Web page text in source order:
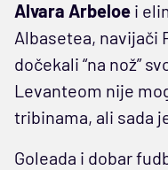
Alvara Arbeloe i
Albasetea, navijači
dočekali “na nož”
Levanteom nije
tribinama, ali sada
Goleada i dobar